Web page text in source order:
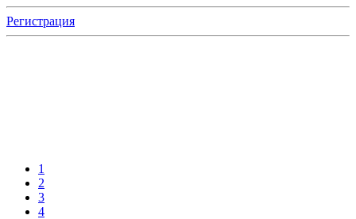
Регистрация
1
2
3
4